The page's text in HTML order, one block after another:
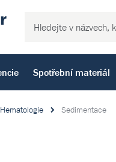
Spotřební materiál
Hematologie Sedimentace